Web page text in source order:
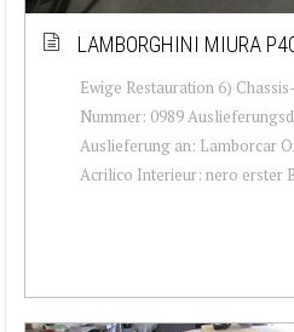
LAMBORGHINI MIURA
Ewige Restauration 6)
Nummer: 0989
Auslieferung an: Lamborcar
Acrilico Interieur: nero erster